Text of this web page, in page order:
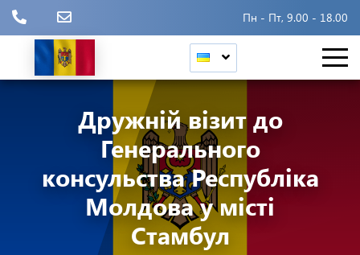
Пн - Пт, 9.00 - 18.00
Дружній візит до
Генерального
консульства Республіка
Молдова у місті
Стамбул